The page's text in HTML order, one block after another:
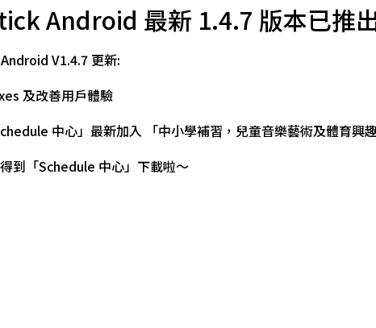
Android 最新 1.4.7 版本已推
V1.4.7 更新:
及改善用戶體驗
中心」最新加入 「中小學補習，兒童音樂藝術及體育興
到「Schedule 中心」下載啦～